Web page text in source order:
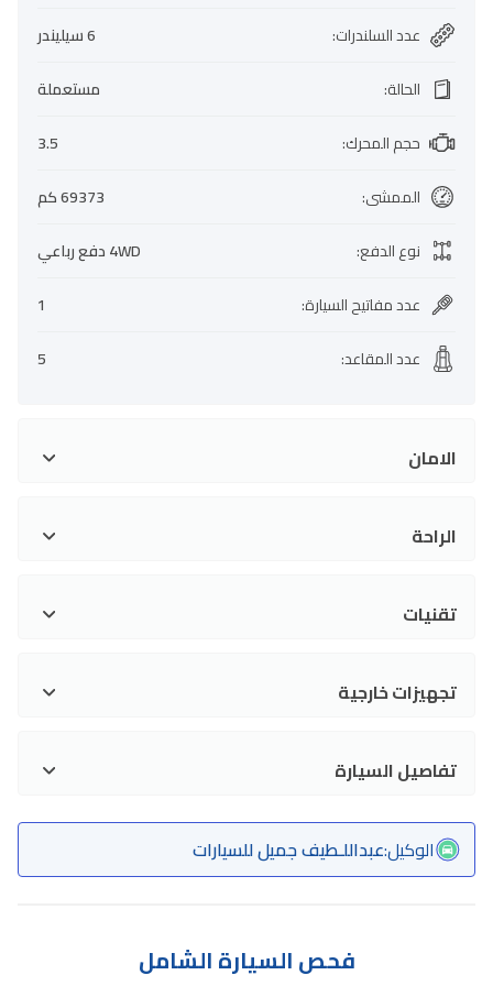
عدد السلندرات:
6 سيليندر
الحالة:
مستعملة
حجم المحرك:
3.5
الممشى:
69373 كم
نوع الدفع:
4WD دفع رباعي
عدد مفاتيح السيارة:
1
عدد المقاعد:
5
الامان
الراحة
تقنيات
تجهيزات خارجية
تفاصيل السيارة
الوكيل:عبداللـطيف جميل للسيارات
فحص السيارة الشامل